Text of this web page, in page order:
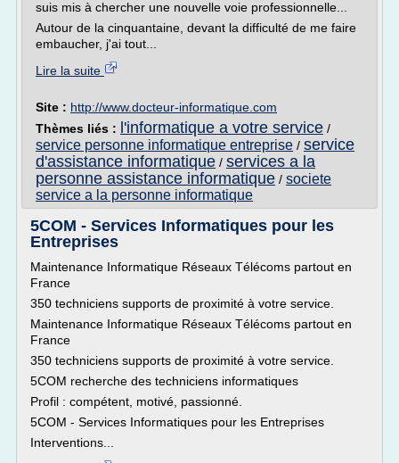
suis mis à chercher une nouvelle voie professionnelle...
Autour de la cinquantaine, devant la difficulté de me faire
embaucher, j'ai tout...
Lire la suite
Site : http://www.docteur-informatique.com
Thèmes liés :
l'informatique a votre service /
service personne informatique entreprise / service
d'assistance informatique / services a la
personne assistance informatique / societe
service a la personne informatique
5COM - Services Informatiques pour les
Entreprises
Maintenance Informatique Réseaux Télécoms partout en
France
350 techniciens supports de proximité à votre service.
Maintenance Informatique Réseaux Télécoms partout en
France
350 techniciens supports de proximité à votre service.
5COM recherche des techniciens informatiques
Profil : compétent, motivé, passionné.
5COM - Services Informatiques pour les Entreprises
Interventions...